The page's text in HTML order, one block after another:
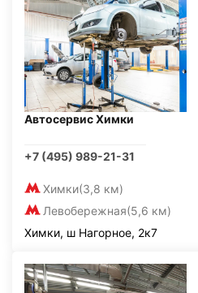
Автосервис Химки
+7 (495) 989-21-31
Химки(3,8 км)
Левобережная(5,6 км)
Химки, ш Нагорное, 2к7